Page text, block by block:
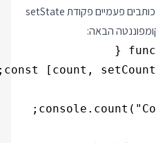
שריאקט מתנהג מצחיק כשאנחנו כותבים פעמיים פקודת setState
הבאה: